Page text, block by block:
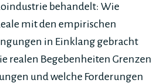
behandelt: Wie
mit den empirischen
in Einklang gebracht
realen Begebenheiten Grenzen
und welche Forderungen